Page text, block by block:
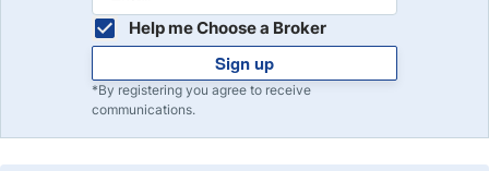
Help me Choose a Broker
Sign up
*By registering you agree to receive
communications.